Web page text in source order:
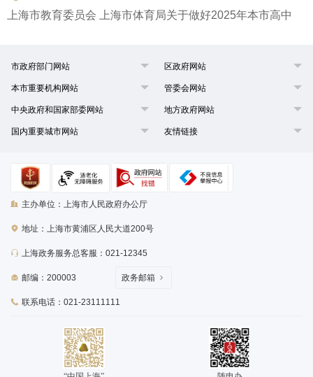
上海市教育委员会 上海市体育局关于做好2025年本市高中
市政府部门网站 区政府网站
本市重要机构网站 管委会网站
中央政府和国家部委网站 地方政府网站
国内重要城市网站 友情链接
主办单位：上海市人民政府办公厅
地址：上海市黄浦区人民大道200号
上海政务服务总客服：021-12345
邮编：200003
联系电话：021-23111111
政务邮箱